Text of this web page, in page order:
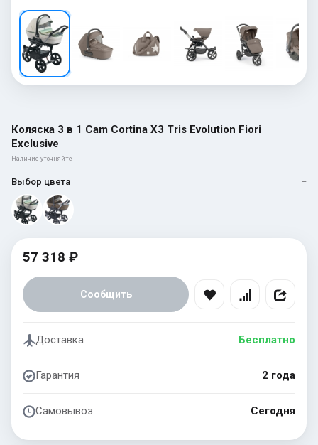
Коляска 3 в 1 Cam Cortina X3 Tris Evolution Fiori
Exclusive
Наличие уточняйте
Выбор цвета —
57 318 ₽
Сообщить
Доставка Бесплатно
Гарантия 2 года
Самовывоз Сегодня